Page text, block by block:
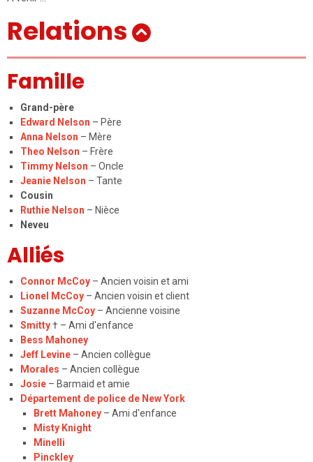
Relations
Famille
Grand-père
Edward Nelson – Père
Anna Nelson – Mère
Theo Nelson – Frère
Timmy Nelson – Oncle
Jeanie Nelson – Tante
Cousin
Ruthie Nelson – Nièce
Neveu
Alliés
Connor McCoy – Ancien voisin et ami
Lionel McCoy – Ancien voisin et client
Suzanne McCoy – Ancienne voisine
Smitty† – Ami d'enfance
Bess Mahoney
Jeff Levine – Ancien collègue
Morales – Ancien collègue
Josie – Barmaid et amie
Département de police de New York
Brett Mahoney – Ami d'enfance
Misty Knight
Minelli
Pinckley